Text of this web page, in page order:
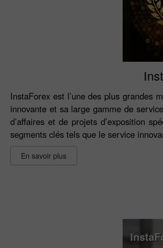
InstaForex est l’une des plus grandes
innovante et sa large gamme de
d’affaires et de projets d’exposition
segments clés tels que le service
En savoir plus